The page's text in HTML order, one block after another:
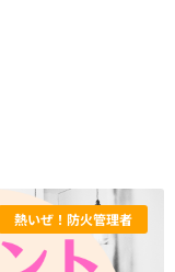
熱いぜ！防火管理者